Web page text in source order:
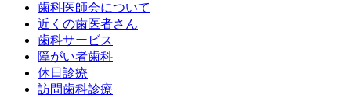
歯科医師会について
近くの歯医者さん
歯科サービス
障がい者歯科
休日診療
訪問歯科診療